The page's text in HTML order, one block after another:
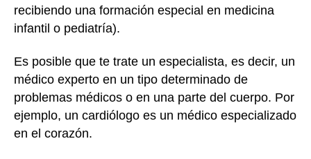
recibiendo una formación especial en medicina
infantil o pediatría).
Es posible que te trate un especialista, es decir, un
médico experto en un tipo determinado de
problemas médicos o en una parte del cuerpo. Por
ejemplo, un cardiólogo es un médico especializado
en el corazón.